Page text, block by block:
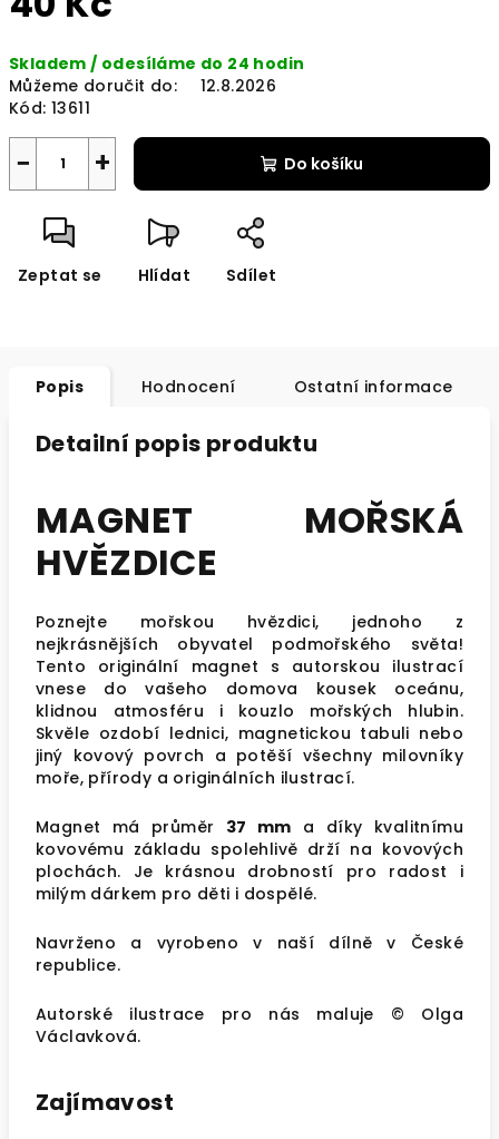
cena:
Skladem / odesíláme do 24 hodin
Můžeme doručit do:
12.8.2026
Kód: 13611
+
− Do košíku
Zeptat se Hlídat Sdílet
Popis Hodnocení Ostatní informace
Detailní popis produktu
MAGNET MOŘSKÁ
HVĚZDICE
Poznejte mořskou hvězdici, jednoho z
nejkrásnějších obyvatel podmořského světa!
Tento originální magnet s autorskou ilustrací
vnese do vašeho domova kousek oceánu,
klidnou atmosféru i kouzlo mořských hlubin.
Skvěle ozdobí lednici, magnetickou tabuli nebo
jiný kovový povrch a potěší všechny milovníky
moře, přírody a originálních ilustrací.
Magnet má průměr 37 mm a díky kvalitnímu
kovovému základu spolehlivě drží na kovových
plochách. Je krásnou drobností pro radost i
milým dárkem pro děti i dospělé.
Navrženo a vyrobeno v naší dílně v České
republice.
Autorské ilustrace pro nás maluje © Olga
Václavková.
Zajímavost